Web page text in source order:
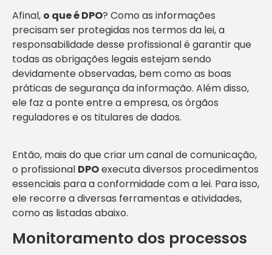
Afinal, o que é DPO? Como as informações
precisam ser protegidas nos termos da lei, a
responsabilidade desse profissional é garantir que
todas as obrigações legais estejam sendo
devidamente observadas, bem como as boas
práticas de segurança da informação. Além disso,
ele faz a ponte entre a empresa, os órgãos
reguladores e os titulares de dados.
Então, mais do que criar um canal de comunicação,
o profissional DPOexecuta diversos procedimentos
essenciais para a conformidade com a lei. Para isso,
ele recorre a diversas ferramentas e atividades,
como as listadas abaixo.
Monitoramento dos processos